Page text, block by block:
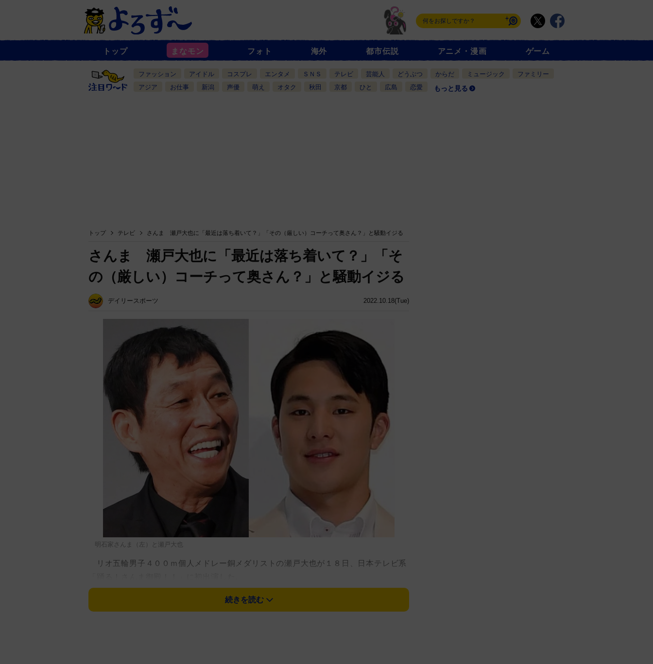
ュ
一
覧
トップ まなモン フォト 海外 都市伝説 アニメ・漫画 ゲーム
ファッション アイドル コスプレ エンタメ ＳＮＳ テレビ 芸能人 どうぶつ からだ ミュージック
ファミリー
アジア
お仕事 新潟 声優 萌え オタク 秋田 京都 ひと 広島 恋愛 もっと見る
トップ テレビ さんま 瀬戸大也に「最近は落ち着いて？」「その（厳しい）コーチって奥さん？」と騒動イジる
2022.10.18(Tue)
さんま 瀬戸大也に「最近は落ち着いて？」「そ
の（厳しい）コーチって奥さん？」と騒動イジる
デイリースポーツ
明石家さんま（左）と瀬戸大也
リオ五輪男子４００ｍ個人メドレー銅メダリストの瀬戸大也が１８日、日本テレビ系
司会の明石家さんまからは、早速イジられる場面が。冒頭、ゲストを紹介するコーナ
続きを読む